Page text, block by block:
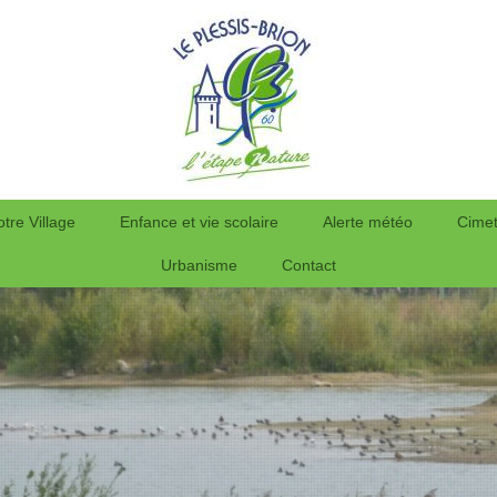
Village Enfance et vie scolaire Alerte météo
Urbanisme Contact